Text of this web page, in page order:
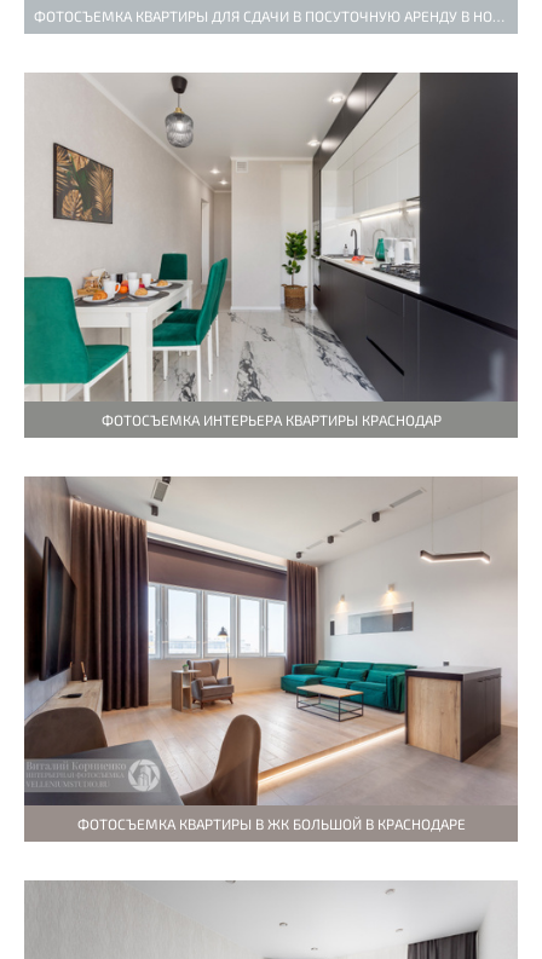
ФОТОСЪЕМКА КВАРТИРЫ ДЛЯ СДАЧИ В ПОСУТОЧНУЮ АРЕНДУ В НОВОРОССИЙСКЕ
ФОТОСЪЕМКА ИНТЕРЬЕРА КВАРТИРЫ КРАСНОДАР
ФОТОСЪЕМКА КВАРТИРЫ В ЖК БОЛЬШОЙ В КРАСНОДАРЕ